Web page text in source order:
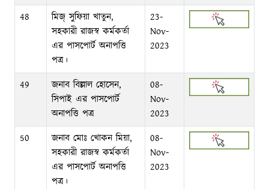
48
মিজ্ সুফিয়া খাতুন,
সহকারী রাজস্ব কর্মকর্তা
এর পাসপোর্ট অনাপত্তি
পত্র।
23-
Nov-
2023
49
জনাব বিল্লাল হোসেন,
সিপাই এর পাসপোর্ট
অনাপত্তি পত্র
08-
Nov-
2023
50
জনাব মোঃ খোকন মিয়া,
সহকারী রাজস্ব কর্মকর্তা
এর পাসপোর্ট অনাপত্তি
পত্র।
08-
Nov-
2023